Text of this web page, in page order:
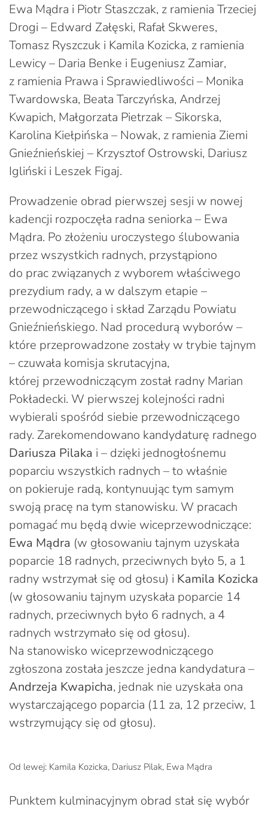
Ewa Mądra i Piotr Staszczak, z ramienia Trzeciej
Drogi – Edward Załęski, Rafał Skweres,
Tomasz Ryszczuk i Kamila Kozicka, z ramienia
Lewicy – Daria Benke i Eugeniusz Zamiar,
z ramienia Prawa i Sprawiedliwości – Monika
Twardowska, Beata Tarczyńska, Andrzej
Kwapich, Małgorzata Pietrzak – Sikorska,
Karolina Kiełpińska – Nowak, z ramienia Ziemi
Gnieźnieńskiej – Krzysztof Ostrowski, Dariusz
Igliński i Leszek Figaj.
Prowadzenie obrad pierwszej sesji w nowej
kadencji rozpoczęła radna seniorka – Ewa
Mądra. Po złożeniu uroczystego ślubowania
przez wszystkich radnych, przystąpiono
do prac związanych z wyborem właściwego
prezydium rady, a w dalszym etapie –
przewodniczącego i skład Zarządu Powiatu
Gnieźnieńskiego. Nad procedurą wyborów –
które przeprowadzone zostały w trybie tajnym
– czuwała komisja skrutacyjna,
której przewodniczącym został radny Marian
Pokładecki. W pierwszej kolejności radni
wybierali spośród siebie przewodniczącego
rady. Zarekomendowano kandydaturę radnego
Dariusza Pilaka i – dzięki jednogłośnemu
poparciu wszystkich radnych – to właśnie
on pokieruje radą, kontynuując tym samym
swoją pracę na tym stanowisku. W pracach
pomagać mu będą dwie wiceprzewodniczące:
Ewa Mądra (w głosowaniu tajnym uzyskała
poparcie 18 radnych, przeciwnych było 5, a 1
radny wstrzymał się od głosu) i Kamila Kozicka
(w głosowaniu tajnym uzyskała poparcie 14
radnych, przeciwnych było 6 radnych, a 4
radnych wstrzymało się od głosu).
Na stanowisko wiceprzewodniczącego
zgłoszona została jeszcze jedna kandydatura –
Andrzeja Kwapicha, jednak nie uzyskała ona
wystarczającego poparcia (11 za, 12 przeciw, 1
wstrzymujący się od głosu).
Od lewej: Kamila Kozicka, Dariusz Pilak, Ewa Mądra
Punktem kulminacyjnym obrad stał się wybór